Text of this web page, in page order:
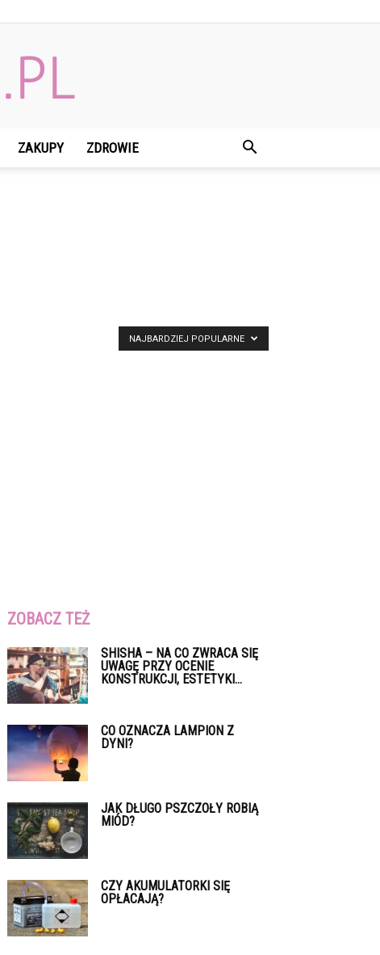
ZAKUPY ZDROWIE
NAJBARDZIEJ POPULARNE
ZOBACZ TEŻ
SHISHA – NA CO ZWRACA SIĘ
UWAGĘ PRZY OCENIE
KONSTRUKCJI, ESTETYKI...
CO OZNACZA LAMPION Z
DYNI?
JAK DŁUGO PSZCZOŁY ROBIĄ
MIÓD?
CZY AKUMULATORKI SIĘ
OPŁACAJĄ?